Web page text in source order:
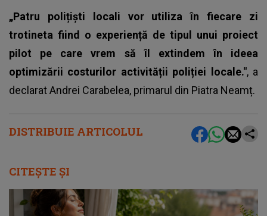
DISTRIBUIE ARTICOLUL
„Patru polițiști locali vor utiliza în fiecare zi
trotineta fiind o experiență de tipul unui proiect
pilot pe care vrem să îl extindem în ideea
optimizării costurilor activității poliției locale.", a
declarat Andrei Carabelea, primarul din Piatra Neamț.
CITEȘTE ȘI